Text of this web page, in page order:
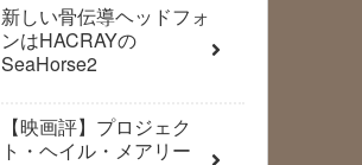
新しい骨伝導ヘッドフォ
ンはHACRAYの
SeaHorse2
【映画評】プロジェク
ト・ヘイル・メアリー